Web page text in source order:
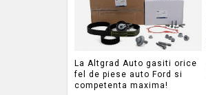
La Altgrad Auto gasiti orice
fel de piese auto Ford si
competenta maxima!